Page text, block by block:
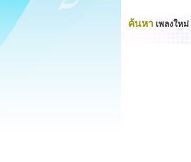
ค้นหา เพลงใหม่